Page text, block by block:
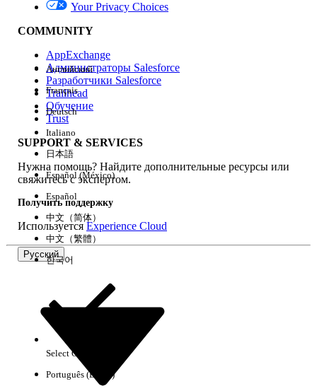
Версия
Возможности
Очистить все Готово
Результаты отсутствуют
Your Privacy Choices
COMMUNITY
AppExchange
Администраторы Salesforce
Разработчики Salesforce
Trailhead
Обучение
Trust
SUPPORT & SERVICES
Нужна помощь? Найдите дополнительные ресурсы или
свяжитесь с экспертом.
Получить поддержку
ИспользуетсяExperience Cloud
Русский
Английский
Français
Deutsch
Italiano
日本語
Español (México)
Español
中文（简体）
中文（繁體）
한국어
Select Org
Português (Brasil)